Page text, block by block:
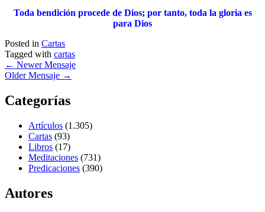
Toda bendición procede de Dios; por tanto, toda la gloria es
para Dios
Posted in Cartas
Tagged with cartas
← Newer Mensaje
Older Mensaje →
Categorías
Artículos (1.305)
Cartas (93)
Libros (17)
Meditaciones (731)
Predicaciones (390)
Autores